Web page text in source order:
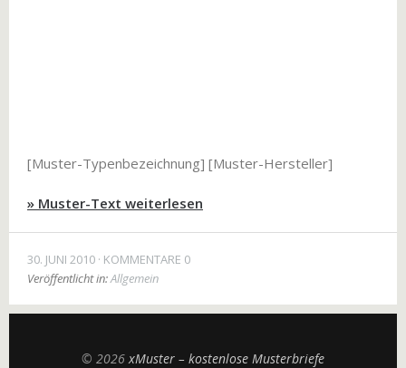
[Muster-Typenbezeichnung] [Muster-Hersteller]
» Muster-Text weiterlesen
30. JUNI 2010 KOMMENTARE 0
Veröffentlicht in:Allgemein
© 2026xMuster – kostenlose Musterbriefe